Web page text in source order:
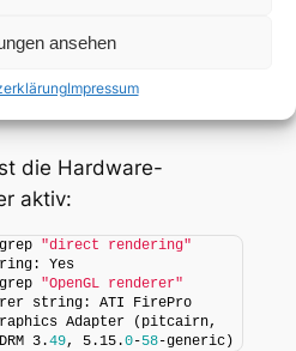
ansehen
Impressum
vega10_cap.
die Hardware-
aktiv:
"direct rendering"
Yes
"OpenGL renderer"
string: ATI FirePro
Adapter (pitcairn,
3.49, 5.15.0-58-generic)